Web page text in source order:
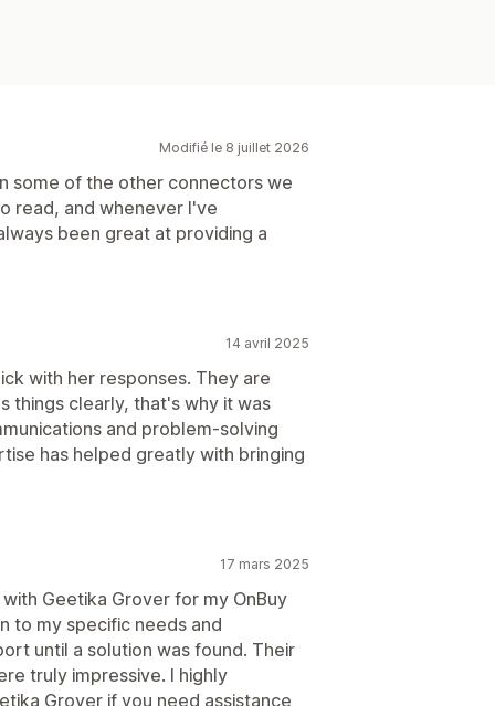
Modifié le 8 juillet 2026
some of the other connectors we
read, and whenever I've
been great at providing a
14 avril 2025
with her responses. They are
things clearly, that's why it was
and problem-solving
has helped greatly with bringing
17 mars 2025
Geetika Grover for my OnBuy
to my specific needs and
until a solution was found. Their
truly impressive. I highly
Grover if you need assistance